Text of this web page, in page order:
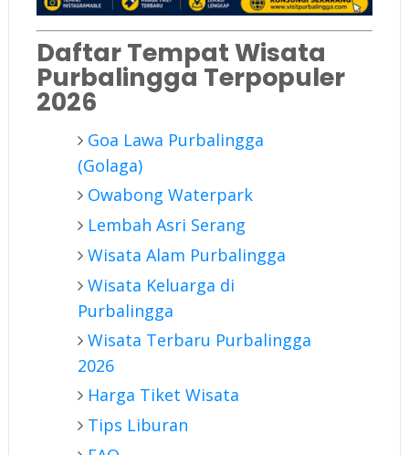
Daftar Tempat Wisata
Purbalingga Terpopuler
2026
Goa Lawa Purbalingga
(Golaga)
Owabong Waterpark
Lembah Asri Serang
Wisata Alam Purbalingga
Wisata Keluarga di
Purbalingga
Wisata Terbaru Purbalingga
2026
Harga Tiket Wisata
Tips Liburan